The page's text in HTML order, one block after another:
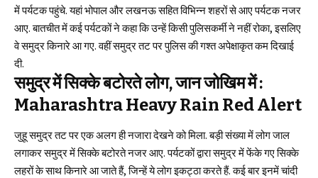
में पर्यटक पहुंचे. यहां भोपाल और लखनऊ सहित विभिन्न शहरों से आए पर्यटक नजर
आए. बातचीत में कई पर्यटकों ने कहा कि उन्हें किसी पुलिसकर्मी ने नहीं रोका, इसलिए
वे समुद्र किनारे आ गए. वहीं समुद्र तट पर पुलिस की गश्त अपेक्षाकृत कम दिखाई
दी.
समुद्र में सिक्के बटोरते लोग, जान जोखिम में :
Maharashtra Heavy Rain Red Alert
जुहू समुद्र तट पर एक अलग ही नजारा देखने को मिला. बड़ी संख्या में लोग जाल
लगाकर समुद्र में सिक्के बटोरते नजर आए. पर्यटकों द्वारा समुद्र में फेंके गए सिक्के
लहरों के साथ किनारे आ जाते हैं, जिन्हें ये लोग इकट्ठा करते हैं. कई बार इनमें चांदी